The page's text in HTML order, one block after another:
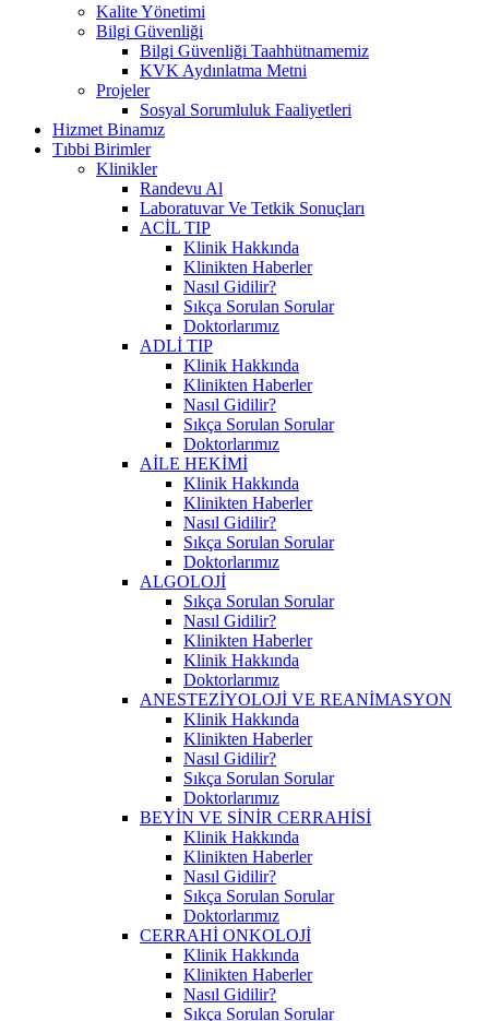
Kalite Yönetimi
Bilgi Güvenliği
Bilgi Güvenliği Taahhütnamemiz
KVK Aydınlatma Metni
Projeler
Sosyal Sorumluluk Faaliyetleri
Hizmet Binamız
Tıbbi Birimler
Klinikler
Randevu Al
Laboratuvar Ve Tetkik Sonuçları
ACİL TIP
Klinik Hakkında
Klinikten Haberler
Nasıl Gidilir?
Sıkça Sorulan Sorular
Doktorlarımız
ADLİ TIP
Klinik Hakkında
Klinikten Haberler
Nasıl Gidilir?
Sıkça Sorulan Sorular
Doktorlarımız
AİLE HEKİMİ
Klinik Hakkında
Klinikten Haberler
Nasıl Gidilir?
Sıkça Sorulan Sorular
Doktorlarımız
ALGOLOJİ
Sıkça Sorulan Sorular
Nasıl Gidilir?
Klinikten Haberler
Klinik Hakkında
Doktorlarımız
ANESTEZİYOLOJİ VE REANİMASYON
Klinik Hakkında
Klinikten Haberler
Nasıl Gidilir?
Sıkça Sorulan Sorular
Doktorlarımız
BEYİN VE SİNİR CERRAHİSİ
Klinik Hakkında
Klinikten Haberler
Nasıl Gidilir?
Sıkça Sorulan Sorular
Doktorlarımız
CERRAHİ ONKOLOJİ
Klinik Hakkında
Klinikten Haberler
Nasıl Gidilir?
Sıkça Sorulan Sorular